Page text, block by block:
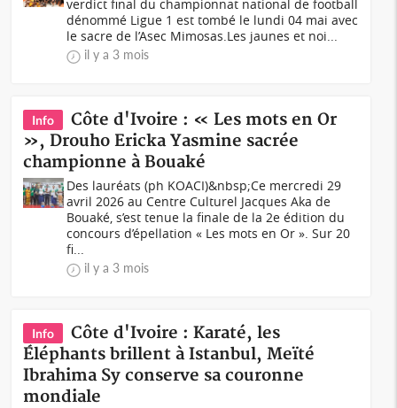
verdict final du championnat national de football
dénommé Ligue 1 est tombé le lundi 04 mai avec
le sacre de l’Asec Mimosas.Les jaunes et noi...
il y a 3 mois
Info
Côte d'Ivoire : « Les mots en Or
», Drouho Ericka Yasmine sacrée
championne à Bouaké
Des lauréats (ph KOACI)&nbsp;Ce mercredi 29
avril 2026 au Centre Culturel Jacques Aka de
Bouaké, s’est tenue la finale de la 2e édition du
concours d’épellation « Les mots en Or ». Sur 20
fi...
il y a 3 mois
Info
Côte d'Ivoire : Karaté, les
Éléphants brillent à Istanbul, Meïté
Ibrahima Sy conserve sa couronne
mondiale